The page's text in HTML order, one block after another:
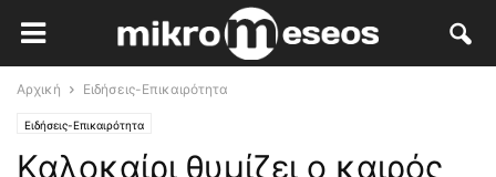
Αρχική Ειδήσεις-Επικαιρότητα
Ειδήσεις-Επικαιρότητα
Καλοκαίρι θυμίζει ο καιρός